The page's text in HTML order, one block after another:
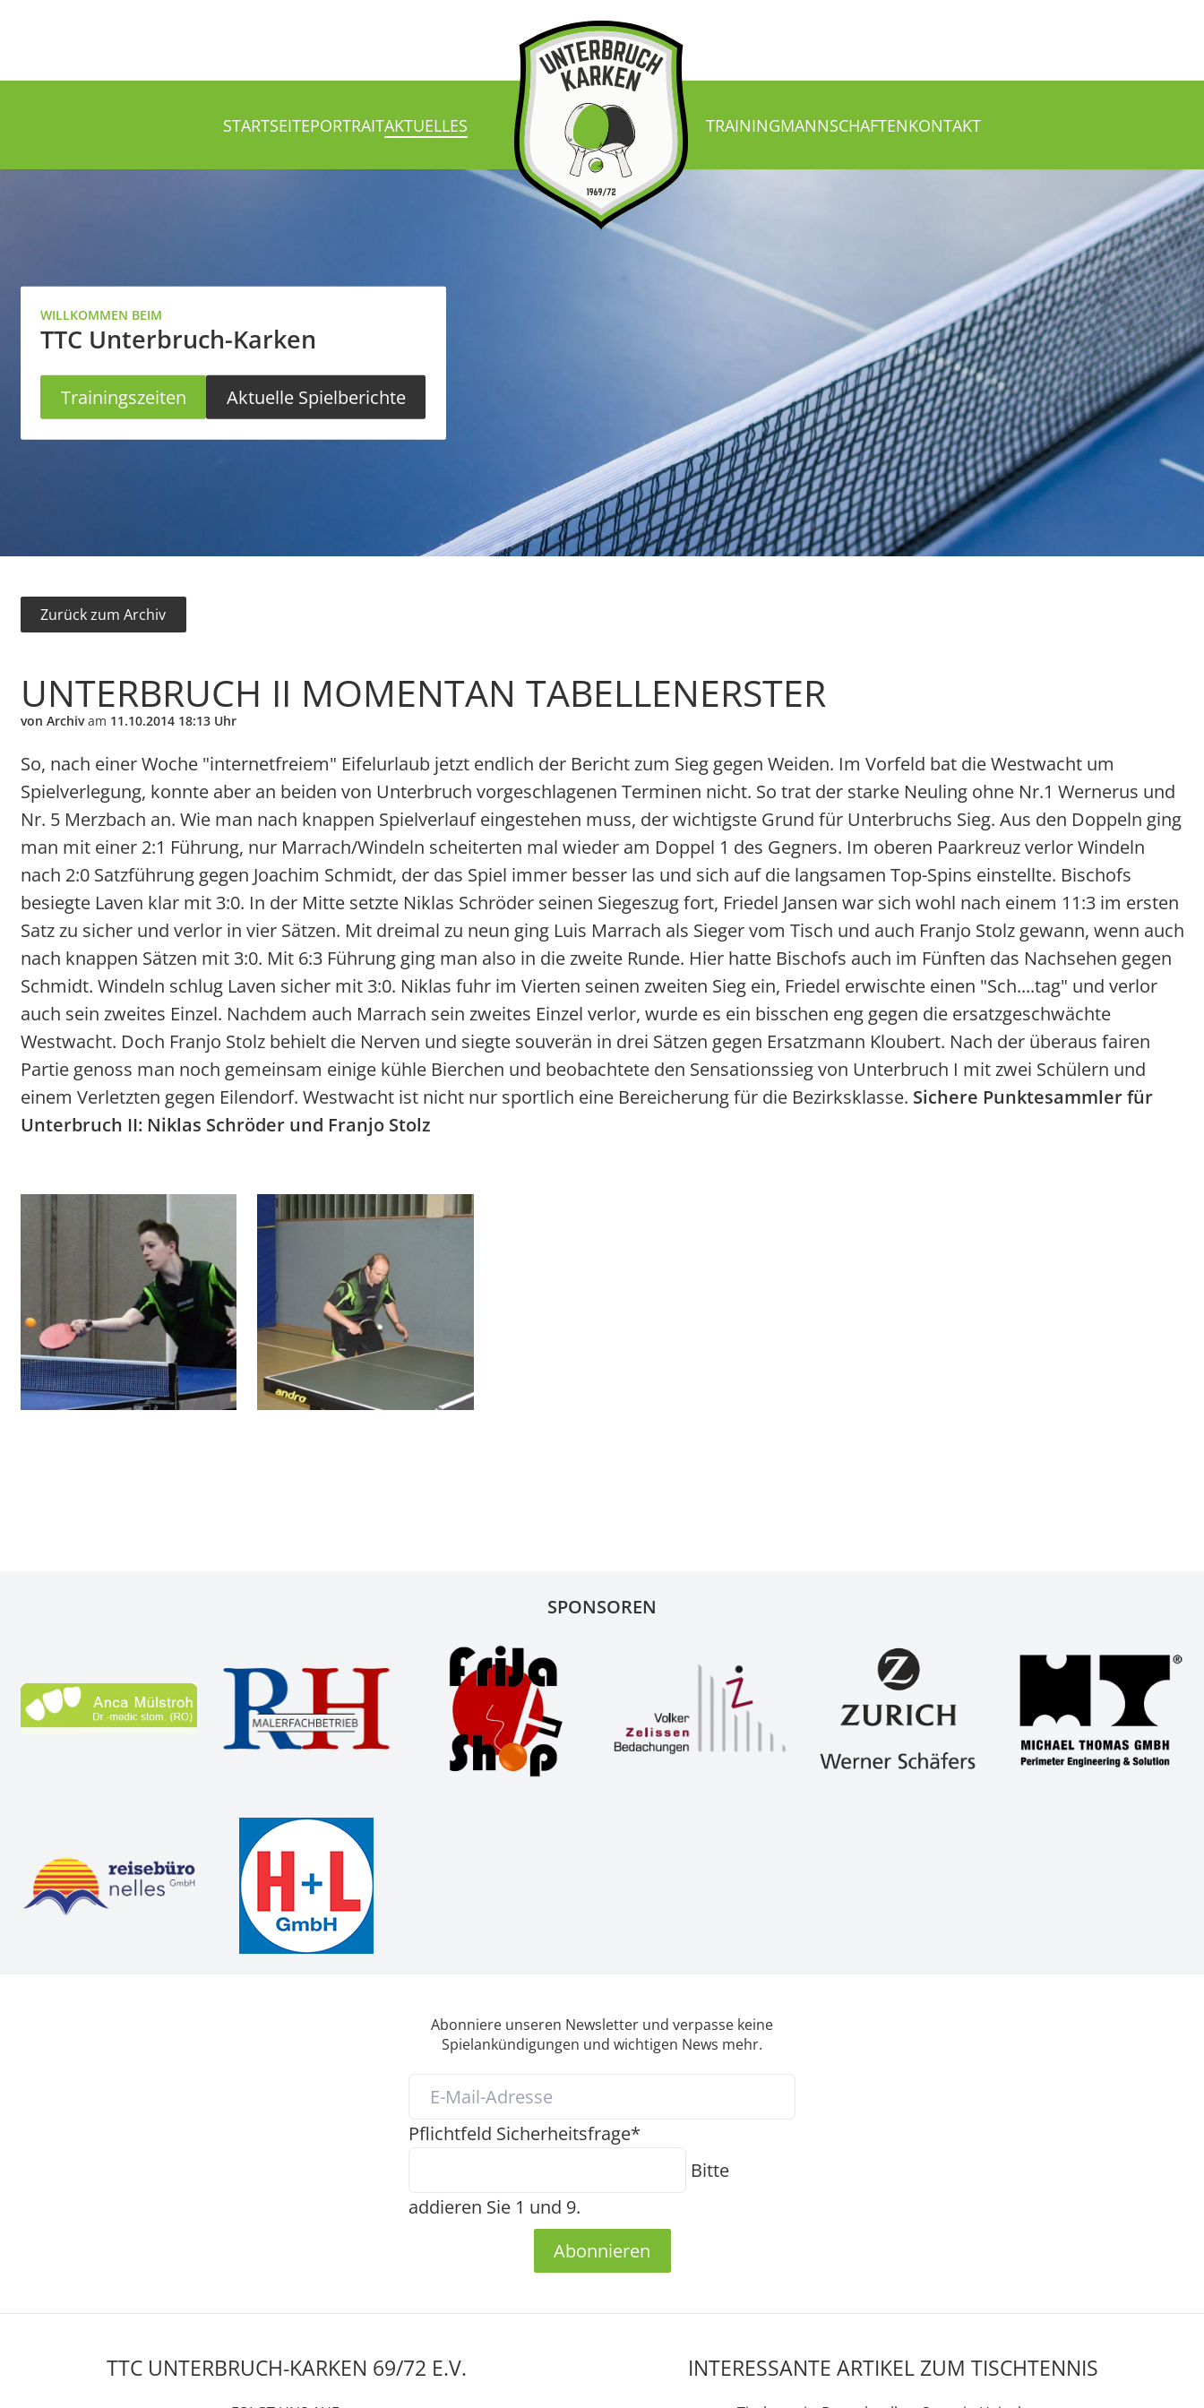
STARTSEITEPORTRAITAKTUELLES TRAININGMANNSCHAFTENKONTAKT
WILLKOMMEN BEIM
TTC Unterbruch-Karken
Trainingszeiten Aktuelle Spielberichte
Zurück zum Archiv
UNTERBRUCH II MOMENTAN TABELLENERSTER
von Archivam 11.10.2014 18:13 Uhr
So, nach einer Woche "internetfreiem" Eifelurlaub jetzt endlich der Bericht zum Sieg gegen Weiden. Im Vorfeld bat die Westwacht um
Spielverlegung, konnte aber an beiden von Unterbruch vorgeschlagenen Terminen nicht. So trat der starke Neuling ohne Nr.1 Wernerus und
Nr. 5 Merzbach an. Wie man nach knappen Spielverlauf eingestehen muss, der wichtigste Grund für Unterbruchs Sieg. Aus den Doppeln ging
man mit einer 2:1 Führung, nur Marrach/Windeln scheiterten mal wieder am Doppel 1 des Gegners. Im oberen Paarkreuz verlor Windeln
nach 2:0 Satzführung gegen Joachim Schmidt, der das Spiel immer besser las und sich auf die langsamen Top-Spins einstellte. Bischofs
besiegte Laven klar mit 3:0. In der Mitte setzte Niklas Schröder seinen Siegeszug fort, Friedel Jansen war sich wohl nach einem 11:3 im ersten
Satz zu sicher und verlor in vier Sätzen. Mit dreimal zu neun ging Luis Marrach als Sieger vom Tisch und auch Franjo Stolz gewann, wenn auch
nach knappen Sätzen mit 3:0. Mit 6:3 Führung ging man also in die zweite Runde. Hier hatte Bischofs auch im Fünften das Nachsehen gegen
Schmidt. Windeln schlug Laven sicher mit 3:0. Niklas fuhr im Vierten seinen zweiten Sieg ein, Friedel erwischte einen "Sch....tag" und verlor
auch sein zweites Einzel. Nachdem auch Marrach sein zweites Einzel verlor, wurde es ein bisschen eng gegen die ersatzgeschwächte
Westwacht. Doch Franjo Stolz behielt die Nerven und siegte souverän in drei Sätzen gegen Ersatzmann Kloubert. Nach der überaus fairen
Partie genoss man noch gemeinsam einige kühle Bierchen und beobachtete den Sensationssieg von Unterbruch I mit zwei Schülern und
einem Verletzten gegen Eilendorf. Westwacht ist nicht nur sportlich eine Bereicherung für die Bezirksklasse. Sichere Punktesammler für
Unterbruch II: Niklas Schröder und Franjo Stolz
SPONSOREN
Abonniere unseren Newsletter und verpasse keine
Spielankündigungen und wichtigen News mehr.
Pflichtfeld Sicherheitsfrage*
Bitte
addieren Sie 1 und 9.
Abonnieren
TTC UNTERBRUCH-KARKEN 69/72 E.V. INTERESSANTE ARTIKEL ZUM TISCHTENNIS